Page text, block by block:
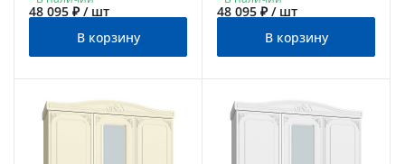
48 095 ₽ / шт
В корзину
48 095 ₽ / шт
В корзину